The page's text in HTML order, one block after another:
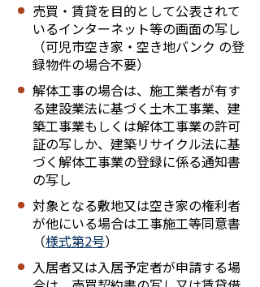
売買・賃貸を目的として公表されて
いるインターネット等の画面の写し
（可児市空き家・空き地バンク の登
録物件の場合不要）
解体工事の場合は、施工業者が有す
る建設業法に基づく土木工事業、建
築工事業もしくは解体工事業の許可
証の写しか、建築リサイクル法に基
づく解体工事業の登録に係る通知書
の写し
対象となる敷地又は空き家の権利者
が他にいる場合は工事施工等同意書
（様式第2号）
入居者又は入居予定者が申請する場